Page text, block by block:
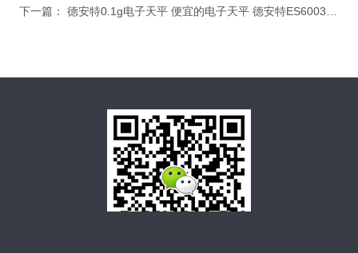
下一篇： 德安特0.1g电子天平 便宜的电子天平 德安特ES6003A 实验室常用电子天平